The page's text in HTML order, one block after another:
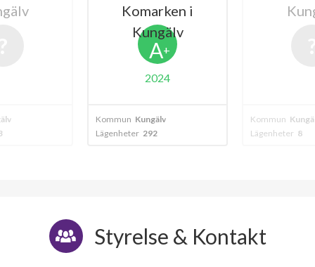
Komarken i
Kungälv
A+
2024
Kommun Kungälv
Lägenheter 292
Kommun
Lägenheter 8
Styrelse & Kontakt